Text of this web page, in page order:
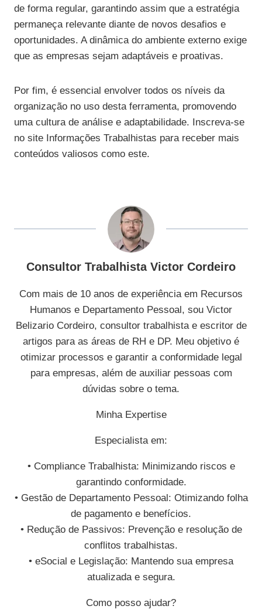
de forma regular, garantindo assim que a estratégia
permaneça relevante diante de novos desafios e
oportunidades. A dinâmica do ambiente externo exige
que as empresas sejam adaptáveis e proativas.
Por fim, é essencial envolver todos os níveis da
organização no uso desta ferramenta, promovendo
uma cultura de análise e adaptabilidade. Inscreva-se
no site Informações Trabalhistas para receber mais
conteúdos valiosos como este.
Consultor Trabalhista Victor Cordeiro
Com mais de 10 anos de experiência em Recursos
Humanos e Departamento Pessoal, sou Victor
Belizario Cordeiro, consultor trabalhista e escritor de
artigos para as áreas de RH e DP. Meu objetivo é
otimizar processos e garantir a conformidade legal
para empresas, além de auxiliar pessoas com
dúvidas sobre o tema.
Minha Expertise
Especialista em:
• Compliance Trabalhista: Minimizando riscos e
garantindo conformidade.
• Gestão de Departamento Pessoal: Otimizando folha
de pagamento e benefícios.
• Redução de Passivos: Prevenção e resolução de
conflitos trabalhistas.
• eSocial e Legislação: Mantendo sua empresa
atualizada e segura.
Como posso ajudar?